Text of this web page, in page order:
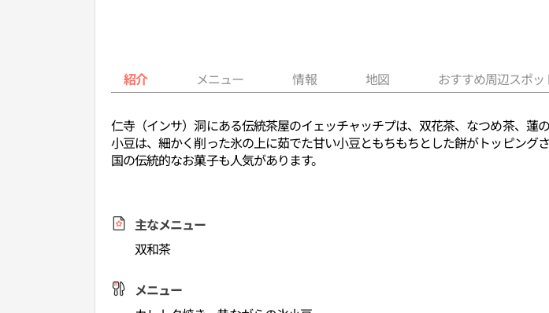
紹介 メニュー 情報 地図 おすすめ周辺スポッ
仁寺（インサ）洞にある伝統茶屋のイェッチャッチプは、双花茶、なつめ茶、
小豆は、細かく削った氷の上に茹でた甘い小豆ともちもちとした餅がトッピン
国の伝統的なお菓子も人気があります。
主なメニュー
双和茶
メニュー